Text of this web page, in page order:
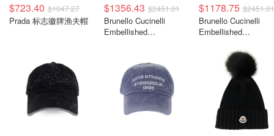
$723.40 $1047.27
Prada 标志徽牌渔夫帽
$1356.43 $2451.01
Brunello Cucinelli
Embellished
$1178.75 $2451.01
Brunello Cucinelli
Embellished